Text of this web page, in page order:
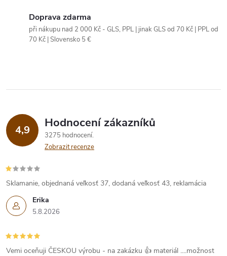
y
v
ý
i
s
u
Doprava zdarma
při nákupu nad 2 000 Kč - GLS, PPL | jinak GLS od 70 Kč | PPL od
70 Kč | Slovensko 5 €
4,9 Hodnocení zákazníků
3275 hodnocení
Zobrazit recenze
Erika
5.8.2026
Sklamanie, objednaná veľkosť 37, dodaná veľkosť 43, reklamácia
Vemi oceňuji ČESKOU výrobu - na zakázku 👍 materiál ....možnost